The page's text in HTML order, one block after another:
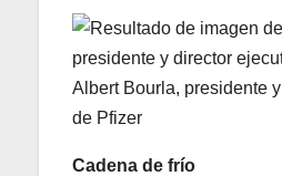
Albert Bourla, presidente
de Pfizer
Cadena de frío